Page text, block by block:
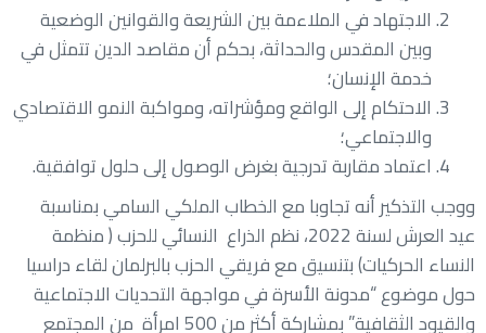
الاجتهاد في الملاءمة بين الشريعة والقوانين الوضعية
وبين المقدس والحداثة، بحكم أن مقاصد الدين تتمثل في
خدمة الإنسان؛
الاحتكام إلى الواقع ومؤشراته، ومواكبة النمو الاقتصادي
والاجتماعي؛
اعتماد مقاربة تدرجية بغرض الوصول إلى حلول توافقية.
ووجب التذكير أنه تجاوبا مع الخطاب الملكي السامي بمناسبة
عيد العرش لسنة 2022، نظم الذراع النسائي للحزب ( منظمة
النساء الحركيات) بتنسيق مع فريقي الحزب بالبرلمان لقاء دراسيا
حول موضوع “مدونة الأسرة في مواجهة التحديات الاجتماعية
والقيود الثقافية” بمشاركة أكثر من 500 امرأة من المجتمع